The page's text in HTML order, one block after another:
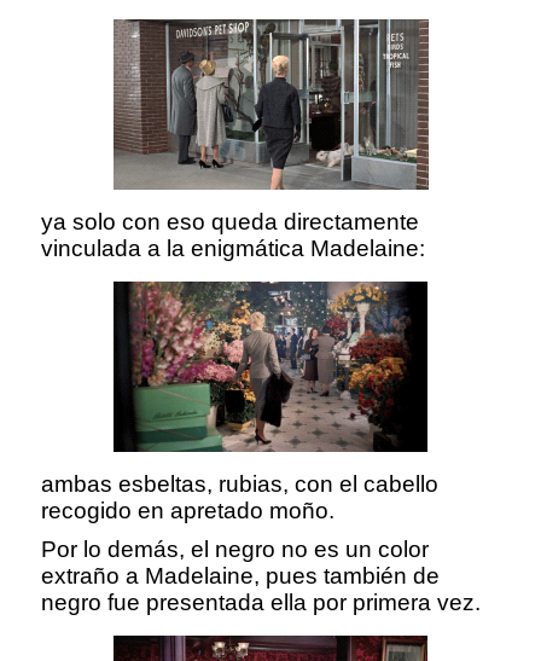
ya solo con eso queda directamente
vinculada a la enigmática Madelaine:
ambas esbeltas, rubias, con el cabello
recogido en apretado moño.
Por lo demás, el negro no es un color
extraño a Madelaine, pues también de
negro fue presentada ella por primera vez.